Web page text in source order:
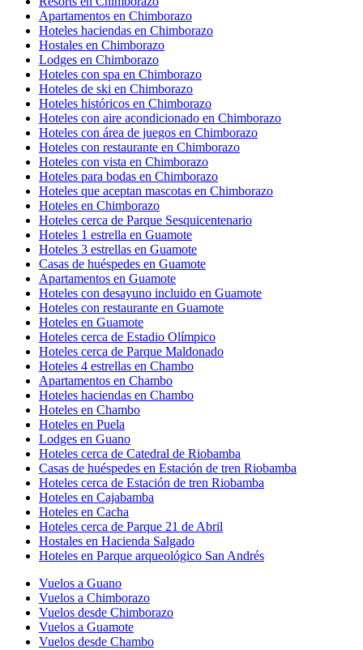
Apartamentos en Chimborazo
Hoteles haciendas en Chimborazo
Hostales en Chimborazo
Lodges en Chimborazo
Hoteles con spa en Chimborazo
Hoteles de ski en Chimborazo
Hoteles históricos en Chimborazo
Hoteles con aire acondicionado en Chimborazo
Hoteles con área de juegos en Chimborazo
Hoteles con restaurante en Chimborazo
Hoteles con vista en Chimborazo
Hoteles para bodas en Chimborazo
Hoteles que aceptan mascotas en Chimborazo
Hoteles en Chimborazo
Hoteles cerca de Parque Sesquicentenario
Hoteles 1 estrella en Guamote
Hoteles 3 estrellas en Guamote
Casas de huéspedes en Guamote
Apartamentos en Guamote
Hoteles con desayuno incluido en Guamote
Hoteles con restaurante en Guamote
Hoteles en Guamote
Hoteles cerca de Estadio Olímpico
Hoteles cerca de Parque Maldonado
Hoteles 4 estrellas en Chambo
Apartamentos en Chambo
Hoteles haciendas en Chambo
Hoteles en Chambo
Hoteles en Puela
Lodges en Guano
Hoteles cerca de Catedral de Riobamba
Casas de huéspedes en Estación de tren Riobamba
Hoteles cerca de Estación de tren Riobamba
Hoteles en Cajabamba
Hoteles en Cacha
Hoteles cerca de Parque 21 de Abril
Hostales en Hacienda Salgado
Hoteles en Parque arqueológico San Andrés
Vuelos a Guano
Vuelos a Chimborazo
Vuelos desde Chimborazo
Vuelos a Guamote
Vuelos desde Chambo